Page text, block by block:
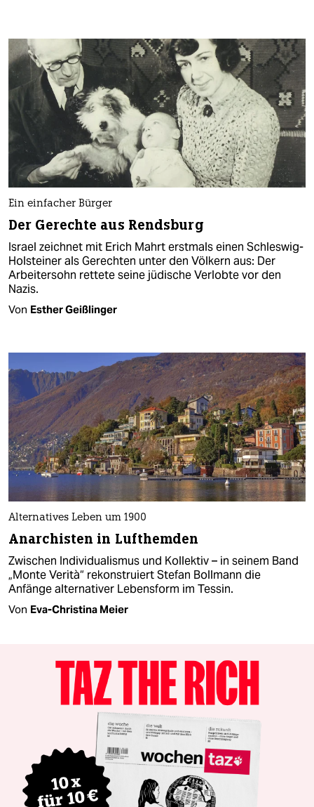
Ein einfacher Bürger
Der Gerechte aus Rendsburg
Israel zeichnet mit Erich Mahrt erstmals einen Schleswig-
Holsteiner als Gerechten unter den Völkern aus: Der
Arbeitersohn rettete seine jüdische Verlobte vor den
Nazis.
Von Esther Geißlinger
Alternatives Leben um 1900
Anarchisten in Lufthemden
Zwischen Individualismus und Kollektiv – in seinem Band
„Monte Verità“ rekonstruiert Stefan Bollmann die
Anfänge alternativer Lebensform im Tessin.
Von Eva-Christina Meier